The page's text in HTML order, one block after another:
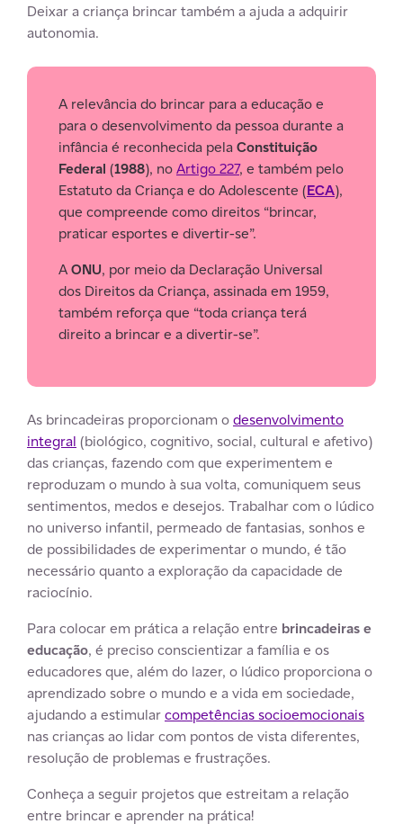
Deixar a criança brincar também a ajuda a adquirir
autonomia.
A relevância do brincar para a educação e
para o desenvolvimento da pessoa durante a
infância é reconhecida pelaConstituição
Federal (1988), noArtigo 227, e também pelo
Estatuto da Criança e do Adolescente (ECA),
que compreende como direitos “brincar,
praticar esportes e divertir-se”.
AONU, por meio da Declaração Universal
dos Direitos da Criança, assinada em 1959,
também reforça que “toda criança terá
direito a brincar e a divertir-se”.
As brincadeiras proporcionam odesenvolvimento
integral (biológico, cognitivo, social, cultural e afetivo)
das crianças, fazendo com que experimentem e
reproduzam o mundo à sua volta, comuniquem seus
sentimentos, medos e desejos. Trabalhar com o lúdico
no universo infantil, permeado de fantasias, sonhos e
de possibilidades de experimentar o mundo, é tão
necessário quanto a exploração da capacidade de
raciocínio.
Para colocar em prática a relação entre brincadeiras e
educação, é preciso conscientizar a família e os
educadores que, além do lazer, o lúdico proporciona o
aprendizado sobre o mundo e a vida em sociedade,
ajudando a estimularcompetências socioemocionais
nas crianças ao lidar com pontos de vista diferentes,
resolução de problemas e frustrações.
Conheça a seguir projetos que estreitam a relação
entre brincar e aprender na prática!